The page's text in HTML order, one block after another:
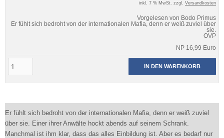
inkl. 7 % MwSt. zzgl. Versandkosten
Vorgelesen von Bodo Primus
Er fühlt sich bedroht von der internationalen Mafia, denn er weiß zuviel über
sie.
OVP
NP 16,99 Euro
IN DEN WARENKORB
Er fühlt sich bedroht von der internationalen Mafia, denn er weiß zuviel
über sie. Einer ihrer Anwälte hockt abends auf seinem Schrank.
Manchmal ist ihm klar, dass das alles Einbildung ist. Aber es bedarf nur